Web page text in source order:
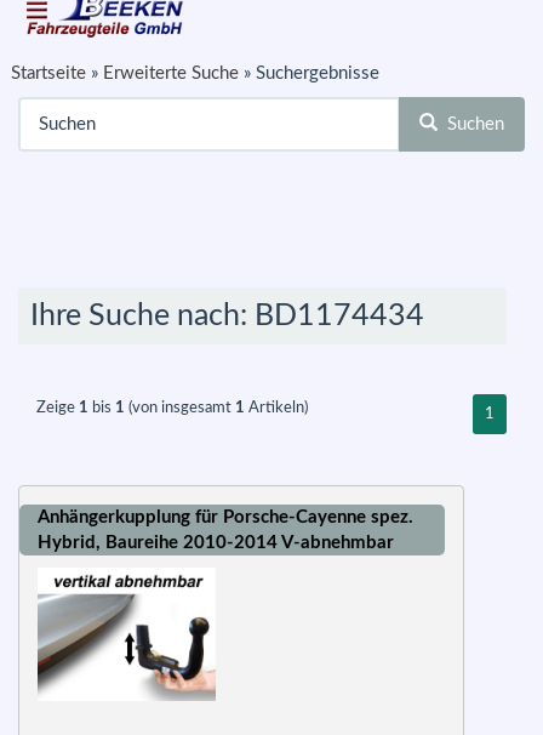
Startseite » Erweiterte Suche » Suchergebnisse
Suchen
Ihre Suche nach: BD1174434
Zeige 1 bis 1 (von insgesamt 1 Artikeln) 1
Anhängerkupplung für Porsche-Cayenne spez.
Hybrid, Baureihe 2010-2014 V-abnehmbar